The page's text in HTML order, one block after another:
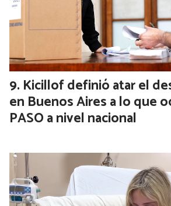
Kicillof definió atar el
en Buenos Aires a lo que
PASO a nivel nacional